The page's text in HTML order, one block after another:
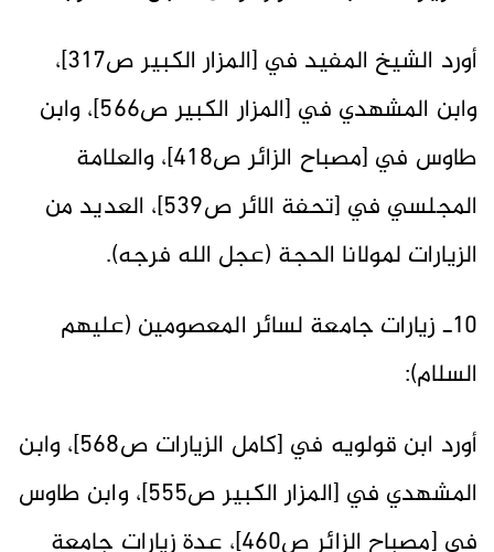
أورد الشيخ المفيد في [المزار الكبير ص317]،
وابن المشهدي في [المزار الكبير ص566]، وابن
طاوس في [مصباح الزائر ص418]، والعلامة
المجلسي في [تحفة الائر ص539]، العديد من
الزيارات لمولانا الحجة (عجل الله فرجه).
10ـ زيارات جامعة لسائر المعصومين (عليهم
السلام):
أورد ابن قولويه في [كامل الزيارات ص568]، وابن
المشهدي في [المزار الكبير ص555]، وابن طاوس
في [مصباح الزائر ص460]، عدة زيارات جامعة